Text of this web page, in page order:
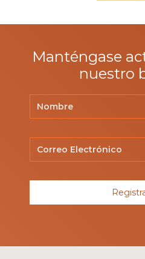
Manténgase
nuestro